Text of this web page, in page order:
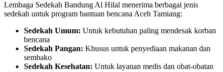
Lembaga Sedekah Bandung Al Hilal menerima berbagai jenis
sedekah untuk program bantuan bencana Aceh Tamiang:
Sedekah Umum: Untuk kebutuhan paling mendesak korban
bencana
Sedekah Pangan: Khusus untuk penyediaan makanan dan
sembako
Sedekah Kesehatan: Untuk layanan medis dan obat-obatan